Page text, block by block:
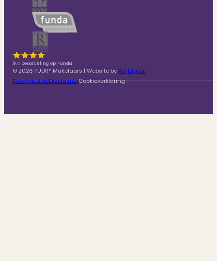
9.4 beoordeling op Funda
© 2026 PUUR* Makelaars | Website byAQ Digital
PrivacybeleidDisclaimerCookieverklaring